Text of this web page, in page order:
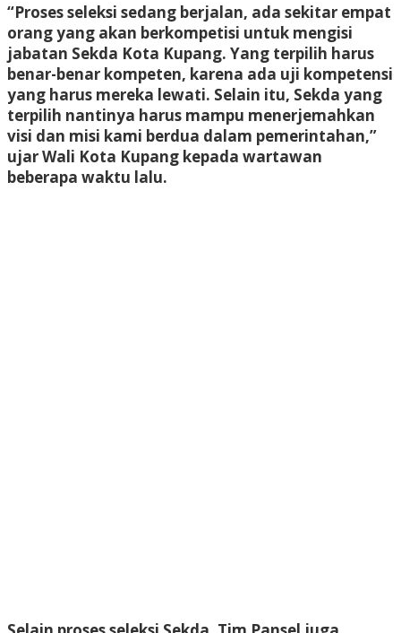
“Proses seleksi sedang berjalan, ada sekitar empat
orang yang akan berkompetisi untuk mengisi
jabatan Sekda Kota Kupang. Yang terpilih harus
benar-benar kompeten, karena ada uji kompetensi
yang harus mereka lewati. Selain itu, Sekda yang
terpilih nantinya harus mampu menerjemahkan
visi dan misi kami berdua dalam pemerintahan,”
ujar Wali Kota Kupang kepada wartawan
beberapa waktu lalu.